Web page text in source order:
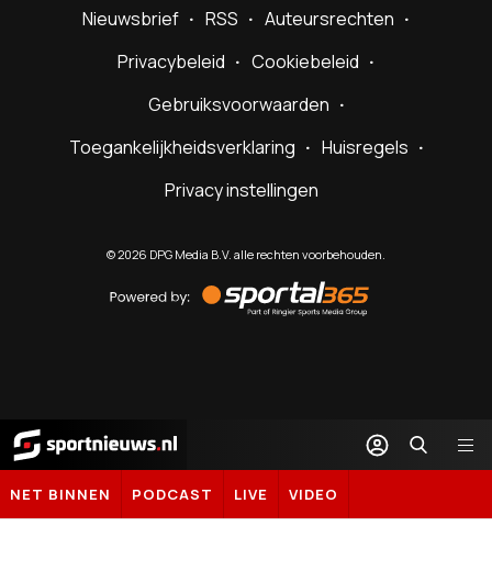
Nieuwsbrief
RSS
Auteursrechten
Privacybeleid
Cookiebeleid
Gebruiksvoorwaarden
Toegankelijkheidsverklaring
Huisregels
Privacy instellingen
©2026 DPG Media B.V. alle rechten voorbehouden.
by
Sportal365
Sportnieuws.nl
NET BINNEN PODCAST LIVE VIDEO